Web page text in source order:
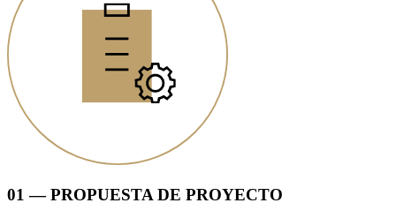
01 — PROPUESTA DE PROYECTO